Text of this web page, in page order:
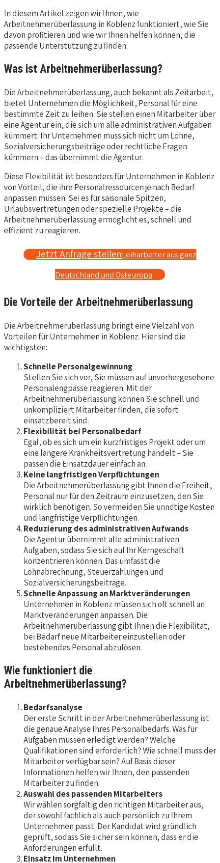
In diesem Artikel zeigen wir Ihnen, wie
Arbeitnehmerüberlassung in Koblenz funktioniert, wie Sie
davon profitieren und wie wir Ihnen helfen können, die
passende Unterstützung zu finden.
Was ist Arbeitnehmerüberlassung?
Die Arbeitnehmerüberlassung, auch bekannt als Zeitarbeit,
bietet Unternehmen die Möglichkeit, Personal für eine
bestimmte Zeit zu leihen. Sie stellen einen Mitarbeiter über
eine Agentur ein, die sich um alle administrativen Aufgaben
kümmert. Ihr Unternehmen muss sich nicht um Löhne,
Sozialversicherungsbeiträge oder rechtliche Fragen
kümmern – das übernimmt die Agentur.
Diese Flexibilität ist besonders für Unternehmen in Koblenz
von Vorteil, die ihre Personalressourcen je nach Bedarf
anpassen müssen. Sei es für saisonale Spitzen,
Urlaubsvertretungen oder spezielle Projekte – die
Arbeitnehmerüberlassung ermöglicht es, schnell und
effizient zu reagieren.
Jetzt Anfrage stellenLeiharbeiter aus ganz
Deutschland und Osteuropa
Die Vorteile der Arbeitnehmerüberlassung
Die Arbeitnehmerüberlassung bringt eine Vielzahl von
Vorteilen für Unternehmen in Koblenz. Hier sind die
wichtigsten:
Schnelle Personalgewinnung
Stellen Sie sich vor, Sie müssen auf unvorhergesehene
Personalengpässe reagieren. Mit der
Arbeitnehmerüberlassung können Sie schnell und
unkompliziert Mitarbeiter finden, die sofort
einsatzbereit sind.
Flexibilität bei Personalbedarf
Egal, ob es sich um ein kurzfristiges Projekt oder um
eine längere Krankheitsvertretung handelt – Sie
passen die Einsatzdauer einfach an.
Keine langfristigen Verpflichtungen
Die Arbeitnehmerüberlassung gibt Ihnen die Freiheit,
Personal nur für den Zeitraum einzusetzen, den Sie
wirklich benötigen. So vermeiden Sie unnötige Kosten
und langfristige Verpflichtungen.
Reduzierung des administrativen Aufwands
Die Agentur übernimmt alle administrativen
Aufgaben, sodass Sie sich auf Ihr Kerngeschäft
konzentrieren können. Das umfasst die
Lohnabrechnung, Steuerzahlungen und
Sozialversicherungsbeiträge.
Schnelle Anpassung an Marktveränderungen
Unternehmen in Koblenz müssen sich oft schnell an
Marktveränderungen anpassen. Die
Arbeitnehmerüberlassung gibt Ihnen die Flexibilität,
bei Bedarf neue Mitarbeiter einzustellen oder
bestehendes Personal abzulösen.
Wie funktioniert die
Arbeitnehmerüberlassung?
Bedarfsanalyse
Der erste Schritt in der Arbeitnehmerüberlassung ist
die genaue Analyse Ihres Personalbedarfs. Was für
Aufgaben müssen erledigt werden? Welche
Qualifikationen sind erforderlich? Wie schnell muss der
Mitarbeiter verfügbar sein? Auf Basis dieser
Informationen helfen wir Ihnen, den passenden
Mitarbeiter zu finden.
Auswahl des passenden Mitarbeiters
Wir wählen sorgfältig den richtigen Mitarbeiter aus,
der sowohl fachlich als auch persönlich zu Ihrem
Unternehmen passt. Der Kandidat wird gründlich
geprüft, sodass Sie sicher sein können, dass er die
Anforderungen erfüllt.
Einsatz im Unternehmen